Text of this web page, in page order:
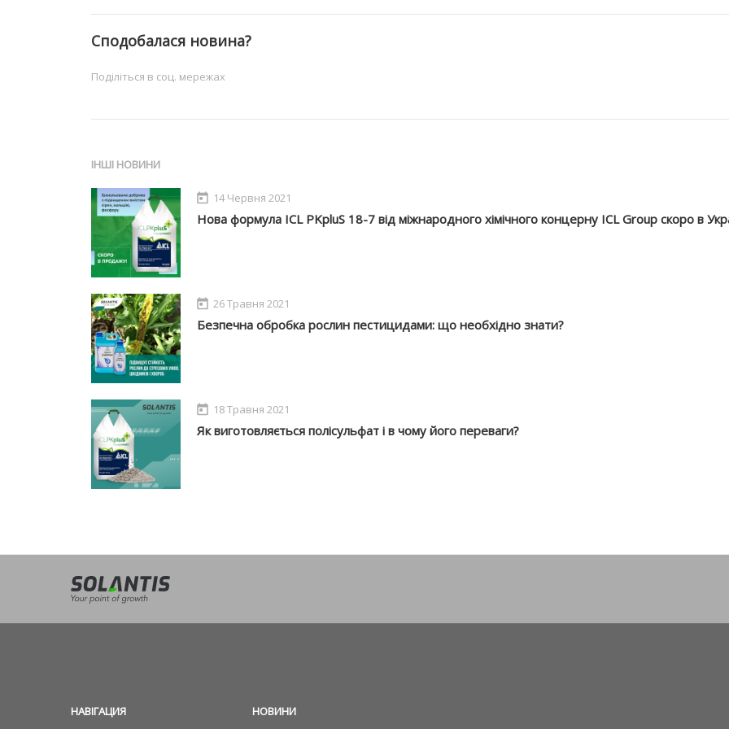
Сподобалася новина?
Поділіться в соц. мережах
ІНШІ НОВИНИ
14 Червня 2021
Нова формула ICL PKpluS 18-7 від міжнародного хімічного концерну ICL Group скоро в
26 Травня 2021
Безпечна обробка рослин пестицидами: що необхідно знати?
18 Травня 2021
Як виготовляється полісульфат і в чому його переваги?
НАВIГАЦИЯ НОВИНИ